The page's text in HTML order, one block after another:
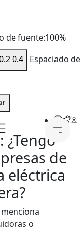
de fuente:100%
0.4 Espaciado de
de
eléctrica
o